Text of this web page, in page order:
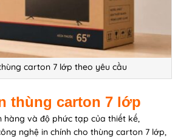
carton 7 lớp theo yêu cầu
thùng carton 7 lớp
hàng và độ phức tạp của thiết kế,
nghệ in chính cho thùng carton 7 lớp,